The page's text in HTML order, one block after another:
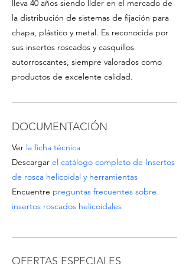
lleva 40 años siendo líder en el mercado de
la distribución de sistemas de fijación para
chapa, plástico y metal. Es reconocida por
sus insertos roscados y casquillos
autorroscantes, siempre valorados como
productos de excelente calidad.
DOCUMENTACIÓN
Ver la ficha técnica
Descargar el catálogo completo de Insertos
de rosca helicoidal y herramientas
Encuentre preguntas frecuentes sobre
insertos roscados helicoidales
OFERTAS ESPECIALES